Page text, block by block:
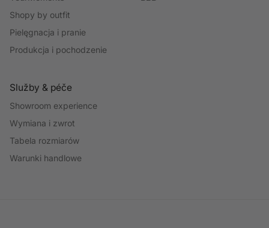
Shopy by outfit
Pielęgnacja i pranie
Produkcja i pochodzenie
Služby & péče
Showroom experience
Wymiana i zwrot
Tabela rozmiarów
Warunki handlowe